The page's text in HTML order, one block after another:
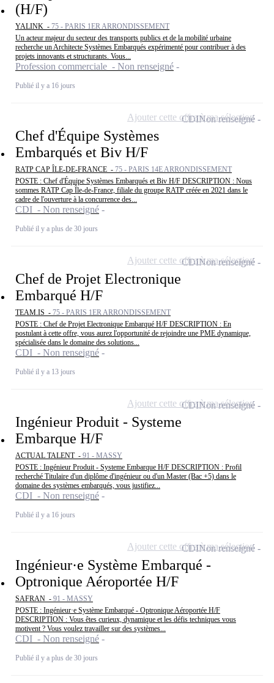
(H/F)
YALINK - 75 - PARIS 1ER ARRONDISSEMENT
Un acteur majeur du secteur des transports publics et de la mobilité urbaine
recherche un Architecte Systèmes Embarqués expérimenté pour contribuer à des
projets innovants et structurants. Vous...
Profession commerciale - Non renseigné
Publié il y a 16 jours
Chef d'Équipe Systèmes
Embarqués et Biv H/F
RATP CAP ÎLE-DE-FRANCE - 75 - PARIS 14E ARRONDISSEMENT
POSTE : Chef d'Équipe Systèmes Embarqués et Biv H/F DESCRIPTION : Nous
sommes RATP Cap Île-de-France, filiale du groupe RATP créée en 2021 dans le
cadre de l'ouverture à la concurrence des...
CDI - Non renseigné
Publié il y a plus de 30 jours
CDINon renseigné
Ajouter cette offre à ma sélection
Chef de Projet Electronique
Embarqué H/F
TEAM.IS - 75 - PARIS 1ER ARRONDISSEMENT
POSTE : Chef de Projet Electronique Embarqué H/F DESCRIPTION : En
postulant à cette offre, vous aurez l'opportunité de rejoindre une PME dynamique,
spécialisée dans le domaine des solutions...
CDI - Non renseigné
Publié il y a 13 jours
CDINon renseigné
Ajouter cette offre à ma sélection
Ingénieur Produit - Systeme
Embarque H/F
ACTUAL TALENT - 91 - MASSY
POSTE : Ingénieur Produit - Systeme Embarque H/F DESCRIPTION : Profil
recherché Titulaire d'un diplôme d'ingénieur ou d'un Master (Bac +5) dans le
domaine des systèmes embarqués, vous justifiez...
CDI - Non renseigné
Publié il y a 16 jours
CDINon renseigné
Ajouter cette offre à ma sélection
Ingénieur·e Système Embarqué -
Optronique Aéroportée H/F
SAFRAN - 91 - MASSY
POSTE : Ingénieur·e Système Embarqué - Optronique Aéroportée H/F
DESCRIPTION : Vous êtes curieux, dynamique et les défis techniques vous
motivent ? Vous voulez travailler sur des systèmes...
CDI - Non renseigné
Publié il y a plus de 30 jours
CDINon renseigné
Ajouter cette offre à ma sélection